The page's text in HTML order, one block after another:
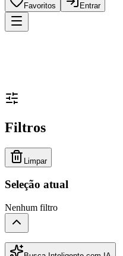
Favoritos Entrar
Filtros
Limpar
Seleção atual
Nenhum filtro